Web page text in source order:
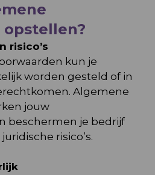
opstellen?
risico’s
kun je
worden gesteld of in
Algemene
jouw
beschermen je bedrijf
risico’s.